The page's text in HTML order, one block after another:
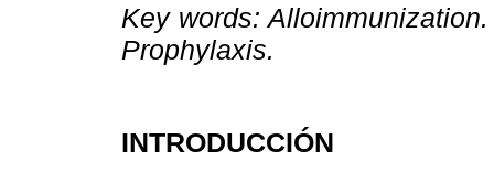
Key words:
Prophylaxis.
INTRODUCCIÓN